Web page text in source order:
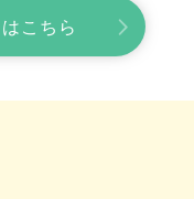
こちら